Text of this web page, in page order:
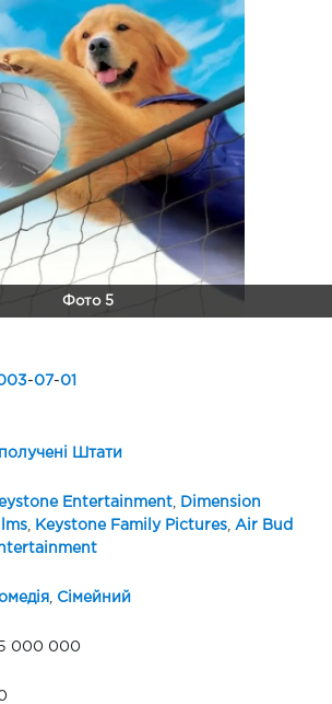
Фото 5
-07-01
Штати
Entertainment,
Dimension
, Keystone Family Pictures,
Air Bud
, Сімейний
000 000